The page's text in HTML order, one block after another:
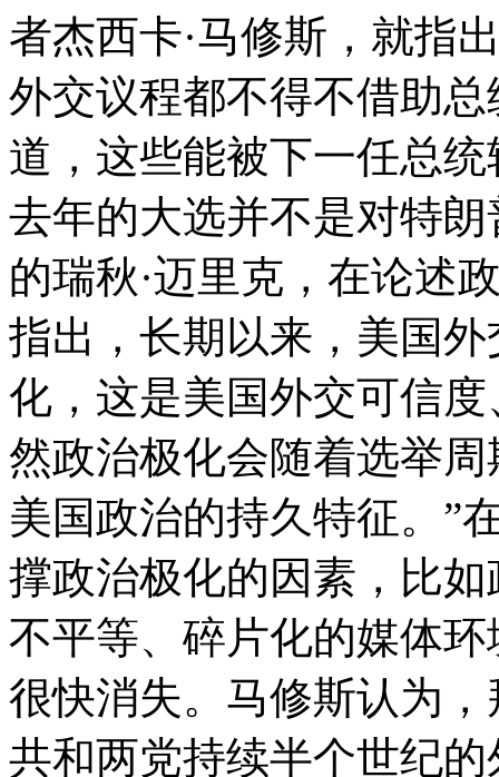
者杰西卡·马修斯，就指
外交议程都不得不借助
道，这些能被下一任总
去年的大选并不是对特
的瑞秋·迈里克，在论述
指出，长期以来，美国
化，这是美国外交可信
然政治极化会随着选举
美国政治的持久特征。”
撑政治极化的因素，比
不平等、碎片化的媒体
很快消失。马修斯认为
共和两党持续半个世纪